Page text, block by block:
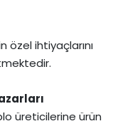
özel ihtiyaçlarını
üreticilerine ürün